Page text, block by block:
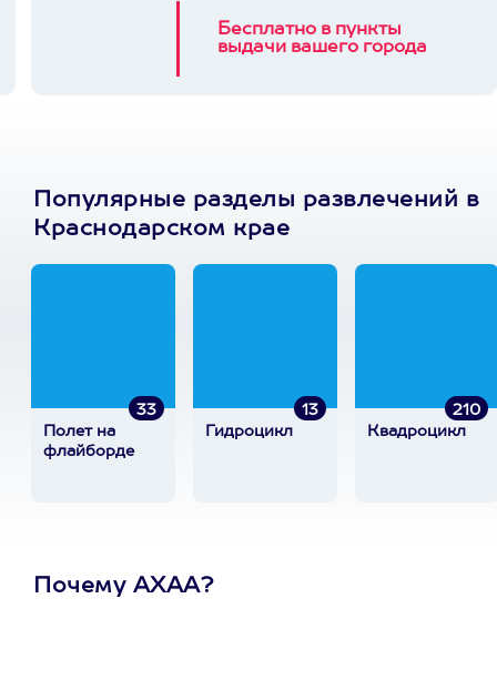
Бесплатно в пункты
выдачи вашего города
Популярные разделы развлечений в
Краснодарском крае
33
Полет на
флайборде
13
Гидроцикл
210
Квадроцикл
Почему АХАА?